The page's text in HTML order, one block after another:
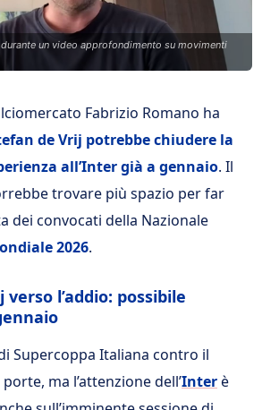
un video approfondimento su movimenti
Fabrizio Romano ha
de Vrij potrebbe chiudere la
all’Inter già a gennaio. Il
trovare più spazio per far
dei convocati della Nazionale
2026.
l’addio: possibile
Supercoppa Italiana contro il
ma l’attenzione dell’Interè